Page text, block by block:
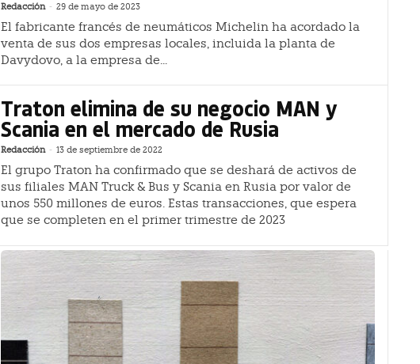
Redacción - 29 de mayo de 2023
El fabricante francés de neumáticos Michelin ha acordado la
venta de sus dos empresas locales, incluida la planta de
Davydovo, a la empresa de...
Traton elimina de su negocio MAN y
Scania en el mercado de Rusia
Redacción - 13 de septiembre de 2022
El grupo Traton ha confirmado que se deshará de activos de
sus filiales MAN Truck & Bus y Scania en Rusia por valor de
unos 550 millones de euros. Estas transacciones, que espera
que se completen en el primer trimestre de 2023